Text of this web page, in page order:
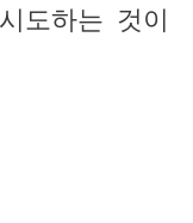
도하는 것이